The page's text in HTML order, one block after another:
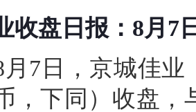
收盘日报：8月7
月7日，京城佳业
，下同）收盘，